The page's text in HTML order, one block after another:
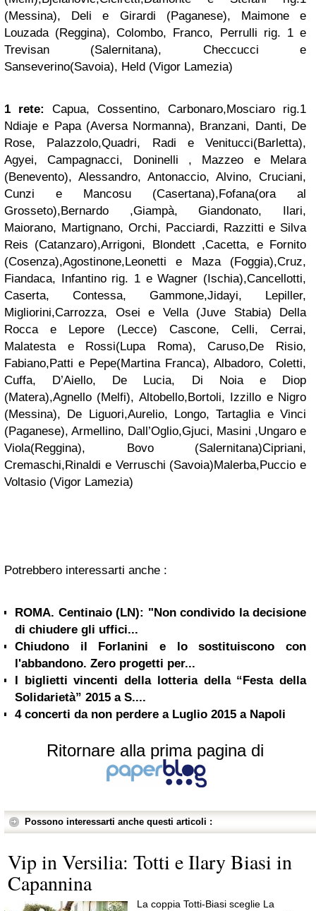
(Messina), Deli e Girardi (Paganese), Maimone e
Louzada (Reggina), Colombo, Franco, Perrulli rig. 1 e
Trevisan (Salernitana), Checcucci e
Sanseverino(Savoia), Held (Vigor Lamezia)
1 rete:
Capua, Cossentino, Carbonaro,Mosciaro rig.1
Ndiaje e Papa (Aversa Normanna), Branzani, Danti, De
Rose, Palazzolo,Quadri, Radi e Venitucci(Barletta),
Agyei, Campagnacci, Doninelli , Mazzeo e Melara
(Benevento), Alessandro, Antonaccio, Alvino, Cruciani,
Cunzi e Mancosu (Casertana),Fofana(ora al
Grosseto),Bernardo ,Giampà, Giandonato, Ilari,
Maiorano, Martignano, Orchi, Pacciardi, Razzitti e Silva
Reis (Catanzaro),Arrigoni, Blondett ,Cacetta, e Fornito
(Cosenza),Agostinone,Leonetti e Maza (Foggia),Cruz,
Fiandaca, Infantino rig. 1 e Wagner (Ischia),Cancellotti,
Caserta, Contessa, Gammone,Jidayi, Lepiller,
Migliorini,Carrozza, Osei e Vella (Juve Stabia) Della
Rocca e Lepore (Lecce) Cascone, Celli, Cerrai,
Malatesta e Rossi(Lupa Roma), Caruso,De Risio,
Fabiano,Patti e Pepe(Martina Franca), Albadoro, Coletti,
Cuffa, D’Aiello, De Lucia, Di Noia e Diop
(Matera),Agnello (Melfi), Altobello,Bortoli, Izzillo e Nigro
(Messina), De Liguori,Aurelio, Longo, Tartaglia e Vinci
(Paganese), Armellino, Dall’Oglio,Gjuci, Masini ,Ungaro e
Viola(Reggina), Bovo (Salernitana)Cipriani,
Cremaschi,Rinaldi e Verruschi (Savoia)Malerba,Puccio e
Voltasio (Vigor Lamezia)
Potrebbero interessarti anche :
ROMA. Centinaio (LN): "Non condivido la decisione
di chiudere gli uffici...
Chiudono il Forlanini e lo sostituiscono con
l'abbandono. Zero progetti per...
I biglietti vincenti della lotteria della “Festa della
Solidarietà” 2015 a S....
4 concerti da non perdere a Luglio 2015 a Napoli
Ritornare alla prima pagina di
Possono interessarti anche questi articoli :
Vip in Versilia: Totti e Ilary Biasi in
Capannina
La coppia Totti-Biasi sceglie La